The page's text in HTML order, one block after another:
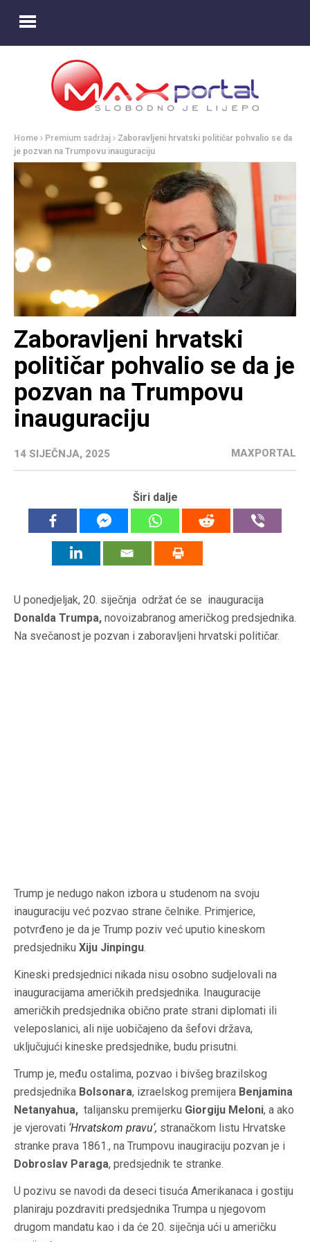
Home Premium sadržaj
Zaboravljeni hrvatski političar pohvalio se da
je pozvan na Trumpovu inauguraciju
Zaboravljeni hrvatski
političar pohvalio se da je
pozvan na Trumpovu
inauguraciju
14 SIJEČNJA, 2025 MAXPORTAL
Širi dalje
U ponedjeljak, 20. siječnja održat će se inauguracija
Donalda Trumpa, novoizabranog američkog predsjednika.
Na svečanost je pozvan i zaboravljeni hrvatski političar.
Trump je nedugo nakon izbora u studenom na svoju
inauguraciju već pozvao strane čelnike. Primjerice,
potvrđeno je da je Trump poziv već uputio kineskom
predsjedniku Xiju Jinpingu.
Kineski predsjednici nikada nisu osobno sudjelovali na
inauguracijama američkih predsjednika. Inauguracije
američkih predsjednika obično prate strani diplomati ili
veleposlanici, ali nije uobičajeno da šefovi država,
uključujući kineske predsjednike, budu prisutni.
Trump je, među ostalima, pozvao i bivšeg brazilskog
predsjednika Bolsonara, izraelskog premijera Benjamina
Netanyahua, talijansku premijerku Giorgiju Meloni, a ako
je vjerovati ‘Hrvatskom pravu‘, stranačkom listu Hrvatske
stranke prava 1861., na Trumpovu inaugiraciju pozvan je i
Dobroslav Paraga, predsjednik te stranke.
U pozivu se navodi da deseci tisuća Amerikanaca i gostiju
planiraju pozdraviti predsjednika Trumpa u njegovom
drugom mandatu kao i da će 20. siječnja ući u američku